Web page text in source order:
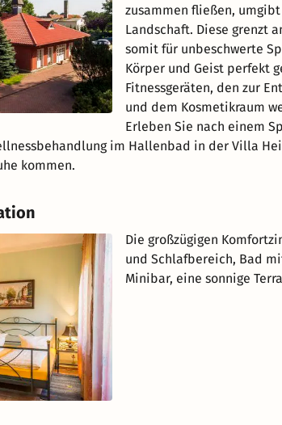
zusammen fließen,
Landschaft. Diese grenzt
somit für unbeschwerte
Körper und Geist perfekt
Fitnessgeräten, den zur
und dem Kosmetikraum
Erleben Sie nach einem
im Hallenbad in der Villa
kommen.
Die großzügigen
und Schlafbereich, Bad
Minibar, eine sonnige